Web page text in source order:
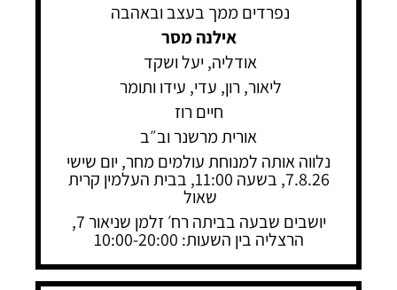
נפרדים ממך בעצב ובאהבה
אילנה מסר
אודליה, יעל ושקד
ליאור, רון, עדי, עידו ותומר
חיים רוז
אורית מרשנר וב״ב
נלווה אותה למנוחת עולמים מחר, יום שישי
7.8.26, בשעה 11:00, בבית העלמין קרית
שאול
יושבים שבעה בביתה רח׳ זלמן שניאור 7,
הרצליה בין השעות: 10:00-20:00